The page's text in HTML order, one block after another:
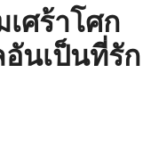
ศร้าโศก
นเป็นที่รัก